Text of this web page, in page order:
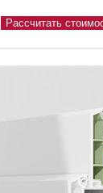
Рассчитать